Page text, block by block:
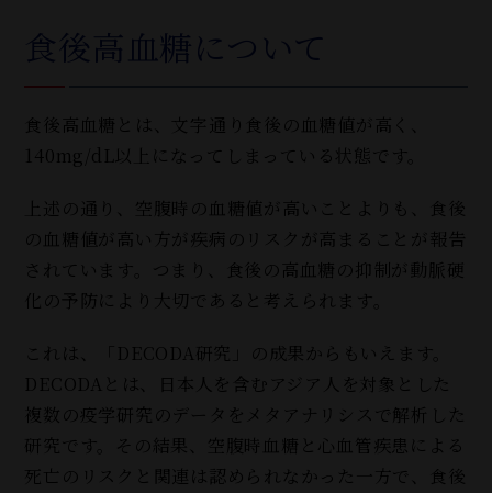
食後高血糖について
食後高血糖とは、文字通り食後の血糖値が高く、
140mg/dL以上になってしまっている状態です。
上述の通り、空腹時の血糖値が高いことよりも、食後
の血糖値が高い方が疾病のリスクが高まることが報告
されています。つまり、食後の高血糖の抑制が動脈硬
化の予防により大切であると考えられます。
これは、「DECODA研究」の成果からもいえます。
DECODAとは、日本人を含むアジア人を対象とした
複数の疫学研究のデータをメタアナリシスで解析した
研究です。その結果、空腹時血糖と心血管疾患による
死亡のリスクと関連は認められなかった一方で、食後